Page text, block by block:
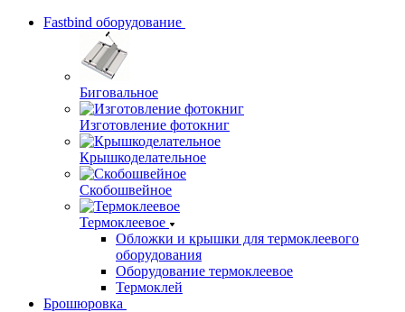
Fastbind оборудование
Биговальное
Изготовление фотокниг
Крышкоделательное
Скобошвейное
Термоклеевое
Обложки и крышки для термоклеевого
оборудования
Оборудование термоклеевое
Термоклей
Брошюровка